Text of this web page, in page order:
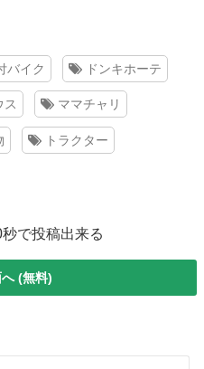
バイク ドンキホーテ
ス ママチャリ
トラクター
で投稿出来る
(無料)